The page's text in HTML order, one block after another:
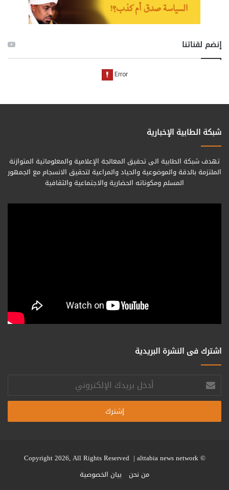
إنضم لقناتنا
شبكة الطابية الإخبارية
تهدف شبكة الطابية الى تحقيق المعالجة الإعلامية والمعلوماتية المتوازنة
الملتزمة بالدقة والموضوعية والحياد والمراعية لتحقيق الانسجام مع الجمهور
المسلم ومكوناته الحضارية والاجتماعية والثقافية
اشترك فى النشرة البريدية
أدخل
بريدك
الإلكتروني
© Copyright 2026, All Rights Reserved |
alttabia news network
من نحن
بيان الخصوصية